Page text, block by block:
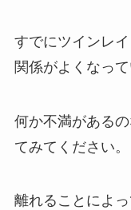
すでにツインレ
関係がよくなって
何か不満がある
てみてください。
離れることによ